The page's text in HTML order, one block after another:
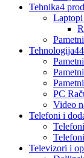
Tehnika4
Tehnologija
PC
Video
Telefoni i
Telefoni
Televizori i